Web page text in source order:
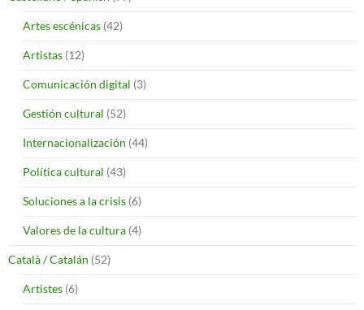
Artes escénicas (42)
Artistas (12)
Comunicación digital (3)
Gestión cultural (52)
Internacionalización (44)
Política cultural (43)
Soluciones a la crisis (6)
Valores de la cultura (4)
Català / Catalán (52)
Artistes (6)